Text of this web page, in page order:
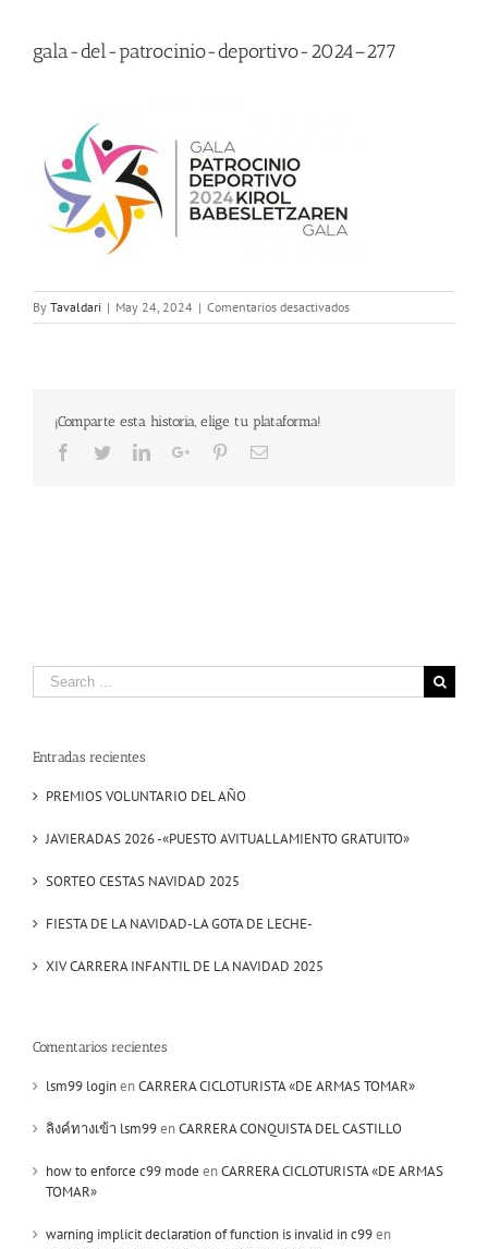
gala-del-patrocinio-deportivo-2024–277
By Tavaldari | May 24, 2024 | Comentarios desactivadosen
gala-
¡Comparte esta historia, elige tu plataforma!
Facebook
TwitterLinkedInGoogle+PinterestEmail
Search
for:
Entradas recientes
PREMIOS VOLUNTARIO DEL AÑO
JAVIERADAS 2026 -«PUESTO AVITUALLAMIENTO GRATUITO»
SORTEO CESTAS NAVIDAD 2025
FIESTA DE LA NAVIDAD-LA GOTA DE LECHE-
XIV CARRERA INFANTIL DE LA NAVIDAD 2025
Comentarios recientes
lsm99 loginenCARRERA CICLOTURISTA «DE ARMAS TOMAR»
ลิงค์ทางเข้า lsm99enCARRERA CONQUISTA DEL CASTILLO
how to enforce c99 mode enCARRERA CICLOTURISTA «DE ARMAS
TOMAR»
warning implicit declaration of function is invalid in c99en